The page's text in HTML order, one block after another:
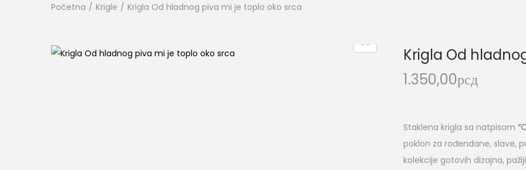
Početna / Krigle / Krigla Od hladnog piva mi je toplo oko srca
Krigla Od
1.350,00рсд
Staklena krigla sa natpisom
poklon za rođendane, slave,
kolekcije gotovih dizajna,